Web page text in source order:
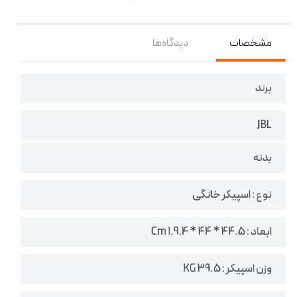
مشخصات دیدگاه‌ها
برند
JBL
بدنه
نوع : اسپیکر خانگی
ابعاد : 44.5 * 44 * 1.9.4 Cm
وزن اسپیکر :‌ 39.5 KG